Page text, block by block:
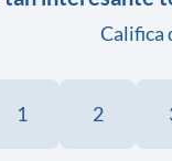
Califica
1 2